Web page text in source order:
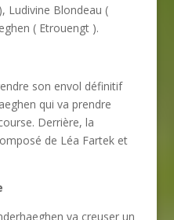
Ludivine Blondeau (
( Etrouengt ).
son envol définitif
qui va prendre
Derrière, la
de Léa Fartek et
va creuser un